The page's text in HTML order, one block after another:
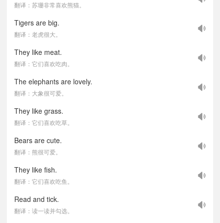
翻译：苏珊非常喜欢熊猫。
Tigers are big.
翻译：老虎很大。
They like meat.
翻译：它们喜欢吃肉。
The elephants are lovely.
翻译：大象很可爱。
They like grass.
翻译：它们喜欢吃草。
Bears are cute.
翻译：熊很可爱。
They like fish.
翻译：它们喜欢吃鱼。
Read and tick.
翻译：读一读并勾选。